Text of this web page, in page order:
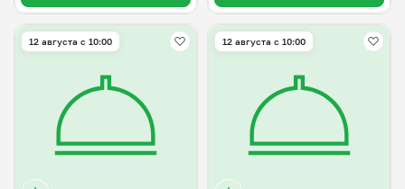
12 августа с 10:00 12 августа с 10:00